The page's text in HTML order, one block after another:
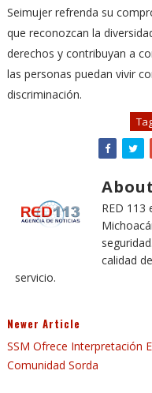
Seimujer refrenda su
que reconozcan la
derechos y contribuyan a
las personas puedan vivir
discriminación.
RED 113
calidad
servicio.
Newer Article
SSM Ofrece Interpretación
Comunidad Sorda